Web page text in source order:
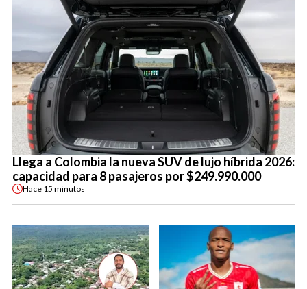
Llega a Colombia la nueva SUV de lujo híbrida 2026:
capacidad para 8 pasajeros por $249.990.000
Hace 15 minutos